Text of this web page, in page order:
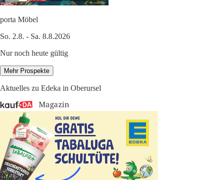
porta Möbel
So. 2.8. - Sa. 8.8.2026
Nur noch heute gültig
Mehr Prospekte
Aktuelles zu Edeka in Oberursel